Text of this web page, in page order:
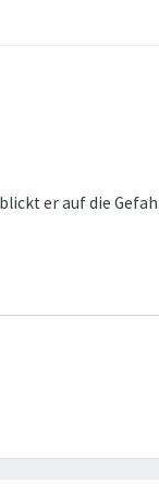
er auf die